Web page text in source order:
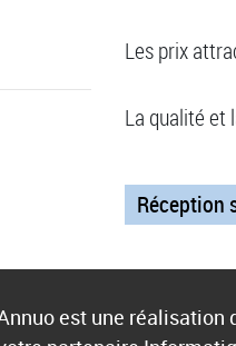
Les prix
La qualité et
Réception
est une réalisation